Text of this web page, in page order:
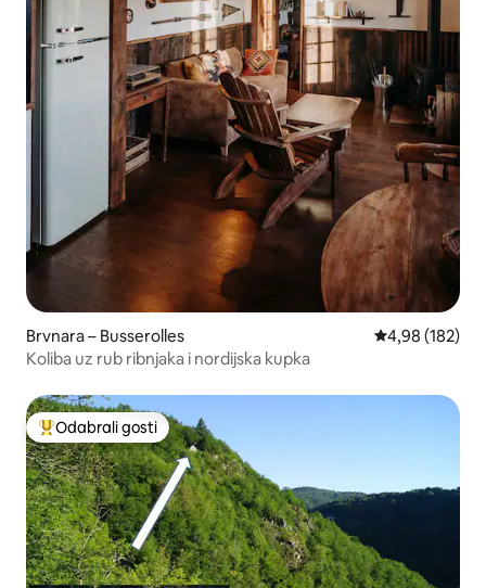
Brvnara – Busserolles Prosječna
4,98 (182)
Koliba uz rub ribnjaka i nordijska kupka
Među najviše rangiranima s oznakom „Odabrali gosti”
Odabrali gosti